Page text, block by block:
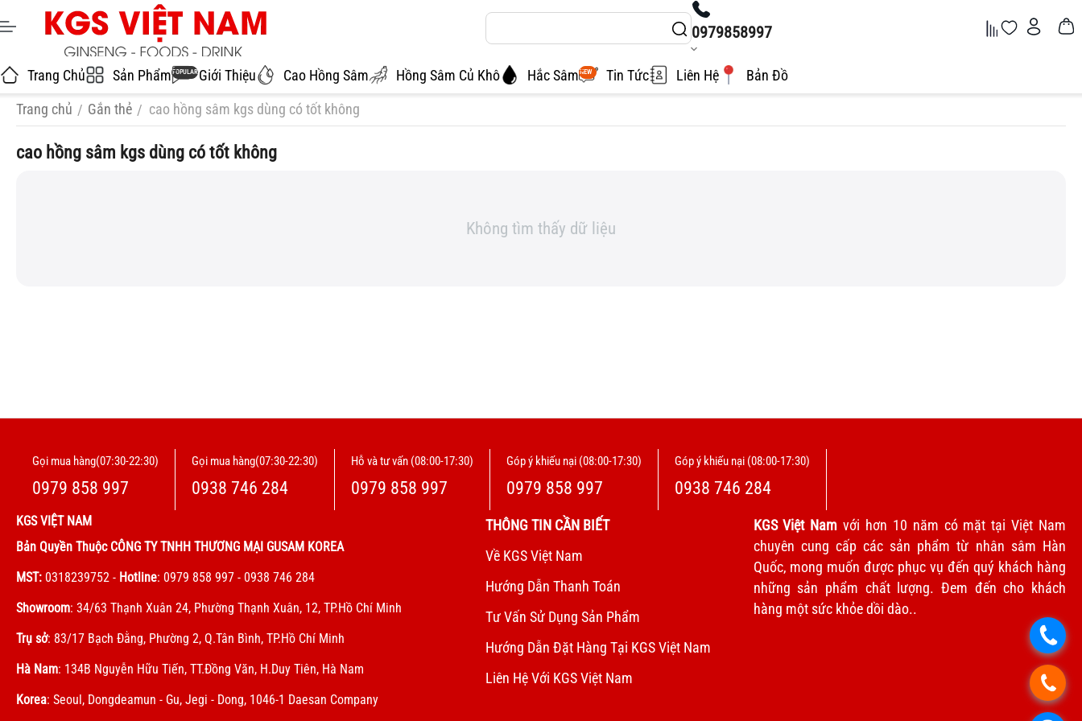
0979858997
Trang Chủ Sản Phẩm POPULAR Giới Thiệu Cao Hồng Sâm Hồng Sâm Củ Khô Hắc Sâm NEW Tin Tức Liên Hệ Bản Đồ
Trang chủ / Gắn thẻ / cao hồng sâm kgs dùng có tốt không
cao hồng sâm kgs dùng có tốt không
Không tìm thấy dữ liệu
Gọi mua hàng(07:30-22:30)
0979 858 997
Gọi mua hàng(07:30-22:30)
0938 746 284
Hỗ và tư vấn (08:00-17:30)
0979 858 997
Góp ý khiếu nại (08:00-17:30)
0979 858 997
Góp ý khiếu nại (08:00-17:30)
0938 746 284
KGS VIỆT NAM
Bản Quyền Thuộc CÔNG TY TNHH THƯƠNG MẠI GUSAM KOREA
MST: 0318239752 - Hotline: 0979 858 997 - 0938 746 284
Showroom: 34/63 Thạnh Xuân 24, Phường Thạnh Xuân, 12, TP.Hồ Chí Minh
Trụ sở: 83/17 Bạch Đằng, Phường 2, Q.Tân Bình, TP.Hồ Chí Minh
Hà Nam: 134B Nguyễn Hữu Tiến, TT.Đồng Văn, H.Duy Tiên, Hà Nam
Korea: Seoul, Dongdeamun - Gu, Jegi - Dong, 1046-1 Daesan Company
THÔNG TIN CẦN BIẾT
Về KGS Việt Nam
Hướng Dẫn Thanh Toán
Tư Vấn Sử Dụng Sản Phẩm
Hướng Dẫn Đặt Hàng Tại KGS Việt Nam
Liên Hệ Với KGS Việt Nam
KGS Việt Nam với hơn 10 năm có mặt tại Việt Nam
chuyên cung cấp các sản phẩm từ nhân sâm Hàn
Quốc, mong muốn được phục vụ đến quý khách hàng
những sản phẩm chất lượng. Đem đến cho khách
hàng một sức khỏe dồi dào..
.
.